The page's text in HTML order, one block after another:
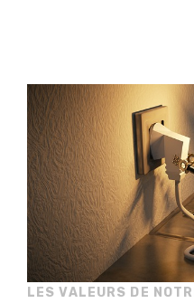
LES VALEURS DE